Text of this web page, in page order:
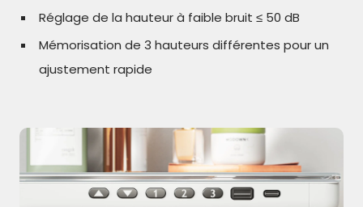
Réglage de la hauteur à faible bruit ≤ 50 dB
Mémorisation de 3 hauteurs différentes pour un
ajustement rapide